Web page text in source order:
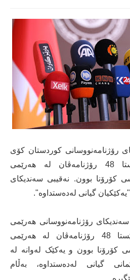
رۆژنامەنووسانی کوردستان کۆی
کردووەتەوە، تاوەکو ئێستا 48 رۆژنامەڤان لە هەرێمی
کۆرۆنا بوون. نەقیبی سەندیکای
گیانی لەدەستداوە".
رۆژنامەنووسانی هەرێمی
کوردستان ڕایگەیاند، تائێستا 48 رۆژنامەڤان لە هەرێمی
کۆرۆنا بوون و یەکێک لەوانە لە
گیانی لەدەستداوە، بەڵام